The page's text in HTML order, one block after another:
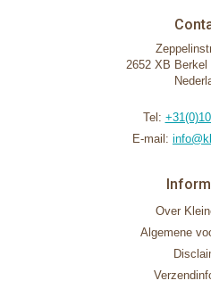
2652 XB Berkel
Tel:
E-mail:
Over
Algemene